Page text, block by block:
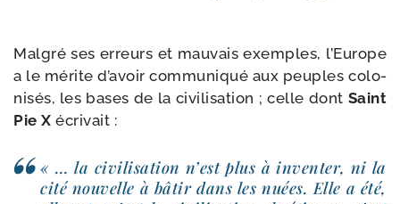
Malgré ses erreurs et mau­vais exemples, l’Europe
a le mérite d’avoir com­mu­ni­qué aux peuples colo­
ni­sés, les bases de la civi­li­sa­tion ; celle dont Saint
Pie X écrivait :
« … la civi­li­sa­tion n’est plus à inven­ter, ni la
cité nou­velle à bâtir dans les nuées. Elle a été,